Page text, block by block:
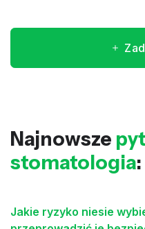
Najnowsze
stomatologia:
Jakie ryzyko niesie